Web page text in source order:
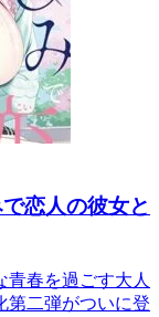
恋人の彼女と
青春を過ごす大人
第二弾がついに登